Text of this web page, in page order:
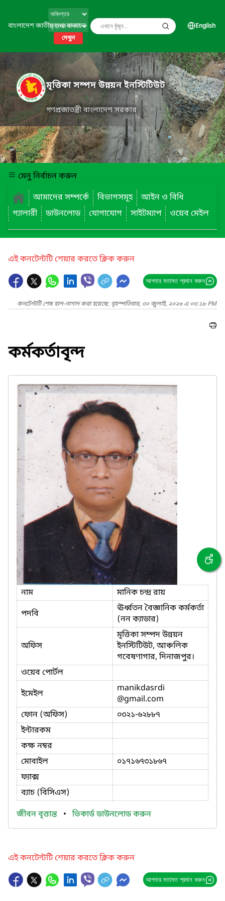
বাংলাদেশ জাতীয় তথ্য বাতায়ন
দেখুন
English
মৃত্তিকা সম্পদ উন্নয়ন ইনস্টিটিউট
গণপ্রজাতন্ত্রী বাংলাদেশ সরকার
মেনু নির্বাচন করুন
আমাদের সম্পর্কে
বিভাগসমূহ
আইন ও বিধি
গ্যালারী
ডাউনলোড যোগাযোগ সাইটম্যাপ ওয়েব মেইল
এই কনটেন্টটি শেয়ার করতে ক্লিক করুন
আপনার মতামত প্রদান করুন
কনটেন্টটি শেষ হাল-নাগাদ করা হয়েছে: বৃহস্পতিবার, ৩০ জুলাই, ২০২৬ এ ০৩:১৮ PM
কর্মকর্তাবৃন্দ
নাম
মানিক চন্দ্র রায়
পদবি
ঊর্ধ্বতন বৈজ্ঞানিক কর্মকর্তা
(নন ক্যাডার)
অফিস
মৃত্তিকা সম্পদ উন্নয়ন
ইনস্টিটিউট, আঞ্চলিক
গবেষণাগার, দিনাজপুর।
ওয়েব পোর্টল
ইমেইল
manikdasrdi
@gmail.com
ফোন (অফিস)
০৩২১-৬২৮৮৭
ইন্টারকম
কক্ষ নম্বর
মোবাইল
০১৭১৬৭৩১৮৬৭
ফ্যাক্স
ব্যাচ (বিসিএস)
জীবন বৃত্তান্ত • ভিকার্ড ডাউনলোড করুন
এই কনটেন্টটি শেয়ার করতে ক্লিক করুন
আপনার মতামত প্রদান করুন